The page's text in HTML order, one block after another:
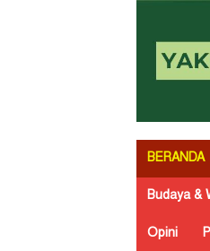
BERANDA
Budaya &
Opini